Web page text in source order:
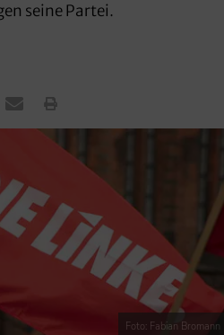
seine Partei.
Foto: Fabian Bromann